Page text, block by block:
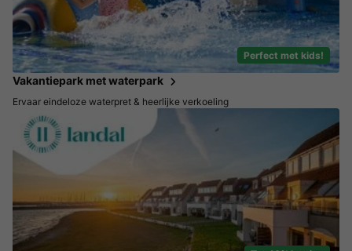
Perfect met kids!
Vakantiepark met waterpark
Ervaar eindeloze waterpret & heerlijke verkoeling